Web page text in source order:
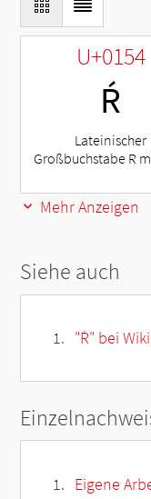
U+0154
Ŕ
Lateinischer
Großbuchstabe R
Mehr Anzeigen
Siehe auch
"Ṙ" bei
Eigene